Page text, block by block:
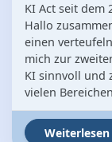
KI Act seit dem
Hallo
einen
mich zur
KI sinnvoll und
vielen
Weiterlesen